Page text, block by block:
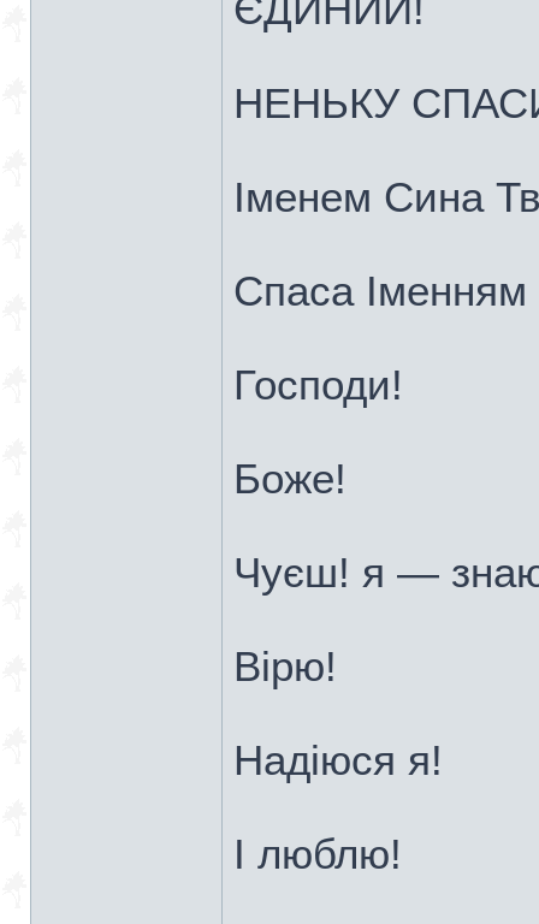
ЄДИНИЙ!
НЕНЬКУ
Іменем Сина
Спаса
Господи!
Боже!
Чуєш! я —
Вірю!
Надіюся я!
І люблю!